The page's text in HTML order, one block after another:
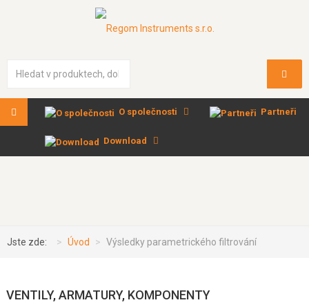
O společnosti Partneři
Download
Jste zde: Úvod Výsledky parametrického filtrování
VENTILY, ARMATURY, KOMPONENTY